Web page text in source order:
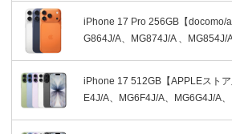
iPhone 17 Pro 256GB【docomo/
G864J/A、MG874J/A 、MG854J/
iPhone 17 512GB【APPLEスト
E4J/A、MG6F4J/A、MG6G4J/A